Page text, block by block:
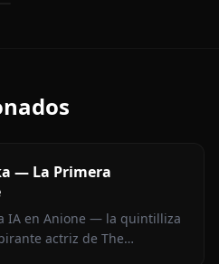
— La Primera
IA en Anione — la quintilliza
actriz de The